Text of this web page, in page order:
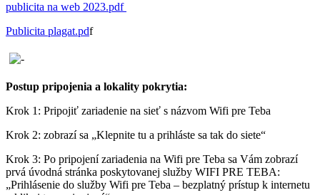
publicita na web 2023.pdf
Publicita plagat.pdf
Postup pripojenia a lokality pokrytia:
Krok 1: Pripojiť zariadenie na sieť s názvom Wifi pre Teba
Krok 2: zobrazí sa „Klepnite tu a prihláste sa tak do siete“
Krok 3: Po pripojení zariadenia na Wifi pre Teba sa Vám zobrazí
prvá úvodná stránka poskytovanej služby WIFI PRE TEBA:
„Prihlásenie do služby Wifi pre Teba – bezplatný prístup k internetu